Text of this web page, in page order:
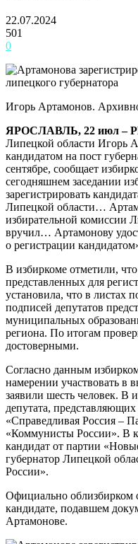
22.07.2024
501
0
Игорь Артамонов.
ЯРОСЛАВЛЬ, 22 июл –
Липецкой области Игорь
кандидатом на пост
сентябре, сообщает
сегодняшнем заседании
зарегистрировать
Липецкой области…
избирательной комиссии
вручил… Артамонову
о регистрации
В избиркоме отметили,
представленных для
установила, что в листах
подписей депутатов
муниципальных
региона. По итогам
достоверными.
Согласно данным
намерении участвовать в
заявили шесть человек. В
депутата,
«Справедливая Россия –
«Коммунисты России». В
кандидат от партии
губернатор Липецкой
России».
Официально облизбирком
кандидате, подавшем
Артамонове.